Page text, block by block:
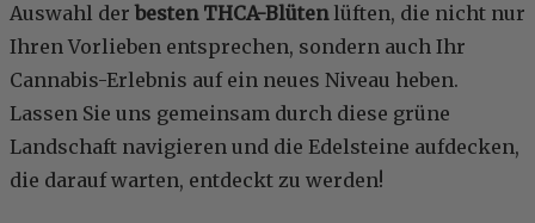
Auswahl derbesten THCA-Blütenlüften, die nicht nur
Ihren Vorlieben entsprechen, sondern auch Ihr
Cannabis-Erlebnis auf ein neues Niveau heben.
Lassen Sie uns gemeinsam durch diese grüne
Landschaft navigieren und die Edelsteine aufdecken,
die darauf warten, entdeckt zu werden!